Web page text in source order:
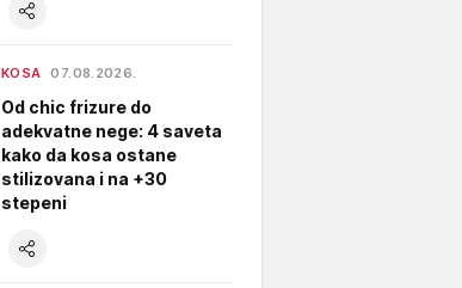
KOSA 07.08.2026.
Od chic frizure do
adekvatne nege: 4 saveta
kako da kosa ostane
stilizovana i na +30
stepeni